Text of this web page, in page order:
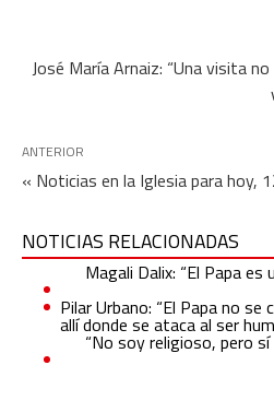
José María Arnaiz: “Una visita
ANTERIOR
« Noticias en la Iglesia para hoy,
NOTICIAS RELACIONADAS
Magali Dalix: “El Papa es
Pilar Urbano: “El Papa no se
allí donde se ataca al ser
“No soy religioso, pero